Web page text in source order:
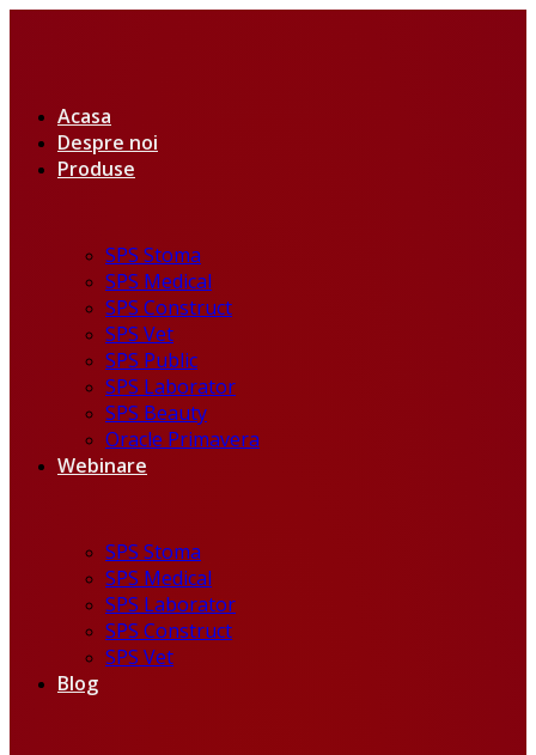
Acasa
Despre noi
Produse
SPS Stoma
SPS Medical
SPS Construct
SPS Vet
SPS Public
SPS Laborator
SPS Beauty
Oracle Primavera
Webinare
SPS Stoma
SPS Medical
SPS Laborator
SPS Construct
SPS Vet
Blog